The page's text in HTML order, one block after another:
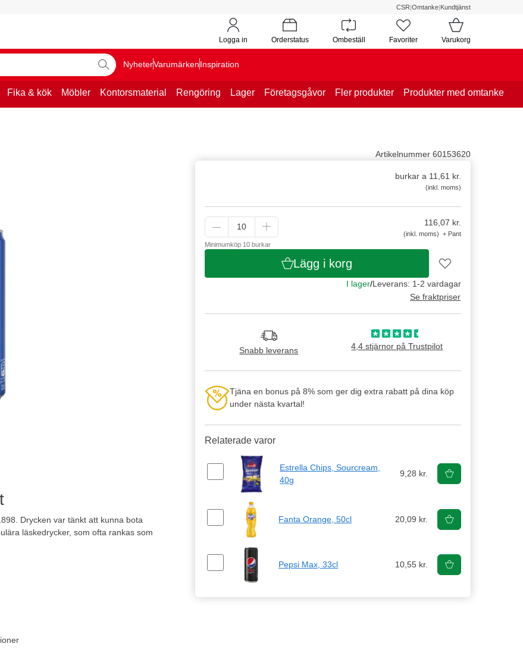
CSR|Omtanke|Kundtjänst
Logga in Orderstatus Ombeställ Favoriter Varukorg
NyheterVarumärkenInspiration
Fika & kök Möbler Kontorsmaterial Rengöring Lager Företagsgåvor Fler produkter Produkter med omtanke
Drycken var tänkt att kunna bota
läskedrycker, som ofta rankas som
Artikelnummer 60153620
burkar a 11,61 kr.
(inkl. moms)
Minimumköp 10 burkar
116,07 kr.
(inkl. moms) + Pant
Lägg i korg
I lager/Leverans: 1-2 vardagar
Se fraktpriser
Snabb leverans 4,4 stjärnor på Trustpilot
Tjäna en bonus på 8% som ger dig extra rabatt på dina köp
under nästa kvartal!
Relaterade varor
Estrella Chips, Sourcream,
40g
9,28 kr.
Fanta Orange, 50cl 20,09 kr.
Pepsi Max, 33cl 10,55 kr.